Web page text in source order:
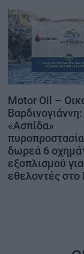
Motor Oil –
Βαρδινογιάννη:
«Ασπίδα»
δωρεά 6
εξοπλισμού
εθελοντές